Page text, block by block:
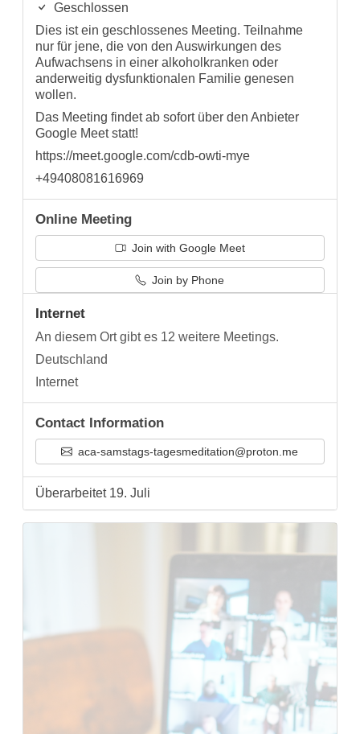
Geschlossen
Dies ist ein geschlossenes Meeting. Teilnahme
nur für jene, die von den Auswirkungen des
Aufwachsens in einer alkoholkranken oder
anderweitig dysfunktionalen Familie genesen
wollen.
Das Meeting findet ab sofort über den Anbieter
Google Meet statt!
https://meet.google.com/cdb-owti-mye
+49408081616969
Online Meeting
Join with Google Meet
Join by Phone
Internet
An diesem Ort gibt es 12 weitere Meetings.
Deutschland
Internet
Contact Information
aca-samstags-tagesmeditation@proton.me
Überarbeitet 19. Juli